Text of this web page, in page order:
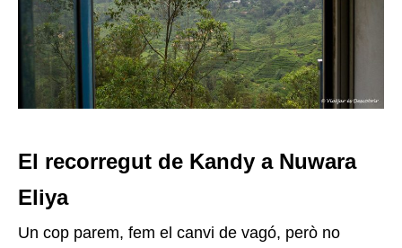
El recorregut de Kandy a Nuwara
Eliya
Un cop parem, fem el canvi de vagó, però no